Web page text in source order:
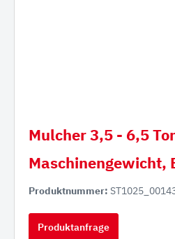
Mulcher 3,5 - 6,5
Maschinengewicht,
Produktnummer:
Produktanfrage